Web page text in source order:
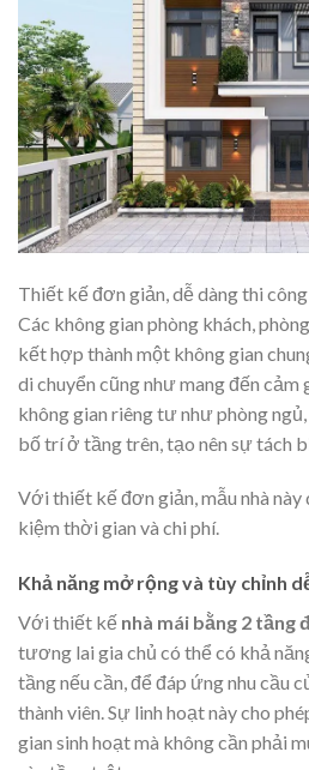
Thiết kế đơn giản, dễ dàng thi công
Các không gian phòng khách,
kết hợp thành một không gian
di chuyển cũng như mang đến cảm
không gian riêng tư như phòng
bố trí ở tầng trên, tạo nên sự tách
Với thiết kế đơn giản, mẫu nhà
kiệm thời gian và chi phí.
Khả năng mở rộng và tùy chỉnh
Với thiết kế nhà mái bằng 2 tầng
tương lai gia chủ có thể có khả
tầng nếu cần, để đáp ứng nhu cầu
thành viên. Sự linh hoạt này cho
gian sinh hoạt mà không cần phải